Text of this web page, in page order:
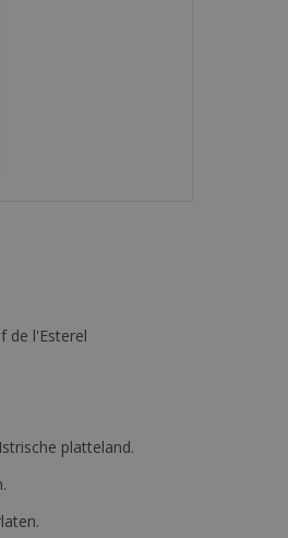
de l'Esterel
platteland.